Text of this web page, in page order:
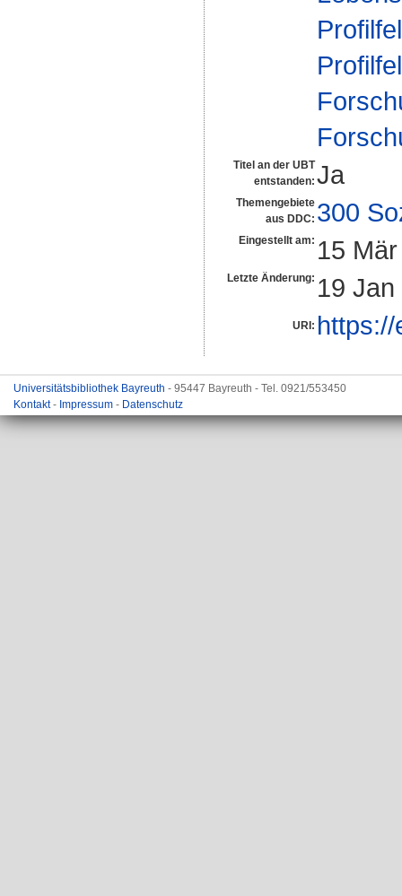
Titel an der UBT
entstanden: Ja
Themengebiete
aus DDC: 300
Eingestellt am: 15
Letzte Änderung: 19
URI:
Universitätsbibliothek Bayreuth - 95447 Bayreuth - Tel. 0921/553450
Kontakt- Impressum - Datenschutz